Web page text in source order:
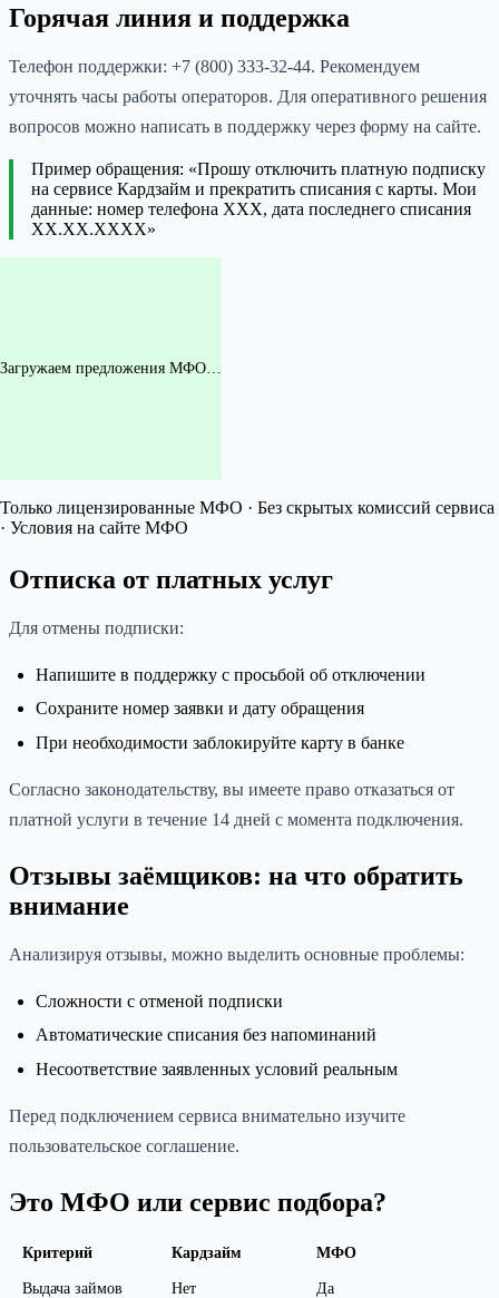
Горячая линия и поддержка
Телефон поддержки: +7 (800) 333-32-44. Рекомендуем
уточнять часы работы операторов. Для оперативного решения
вопросов можно написать в поддержку через форму на сайте.
Пример обращения: «Прошу отключить платную подписку
на сервисе Кардзайм и прекратить списания с карты. Мои
данные: номер телефона ХХХ, дата последнего списания
ХХ.ХХ.XXXX»
Загружаем предложения МФО…
Только лицензированные МФО · Без скрытых комиссий сервиса
· Условия на сайте МФО
Отписка от платных услуг
Для отмены подписки:
Напишите в поддержку с просьбой об отключении
Сохраните номер заявки и дату обращения
При необходимости заблокируйте карту в банке
Согласно законодательству, вы имеете право отказаться от
платной услуги в течение 14 дней с момента подключения.
Отзывы заёмщиков: на что обратить
внимание
Анализируя отзывы, можно выделить основные проблемы:
Сложности с отменой подписки
Автоматические списания без напоминаний
Несоответствие заявленных условий реальным
Перед подключением сервиса внимательно изучите
пользовательское соглашение.
Это МФО или сервис подбора?
Критерий Кардзайм МФО
Выдача займов Нет Да